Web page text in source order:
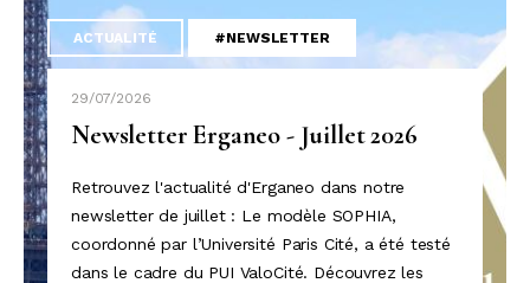
ACTUALITÉ #NEWSLETTER
29/07/2026
Newsletter Erganeo - Juillet 2026
Retrouvez l'actualité d'Erganeo dans notre
newsletter de juillet : Le modèle SOPHIA,
coordonné par l’Université Paris Cité, a été testé
dans le cadre du PUI ValoCité. Découvrez les